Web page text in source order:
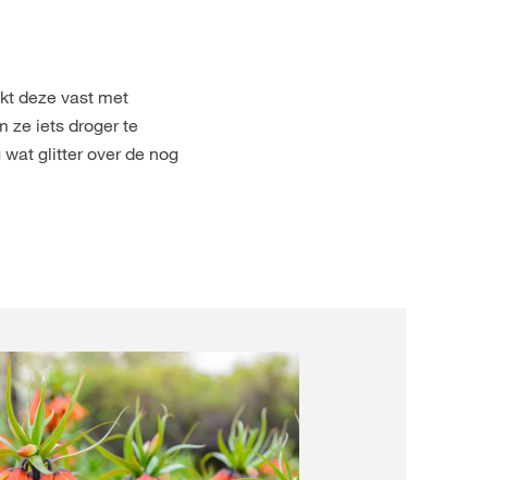
deze vast met
ze iets droger te
glitter over de nog